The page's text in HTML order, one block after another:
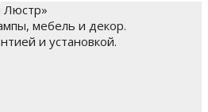
Люстр»
мебель и декор.
и установкой.